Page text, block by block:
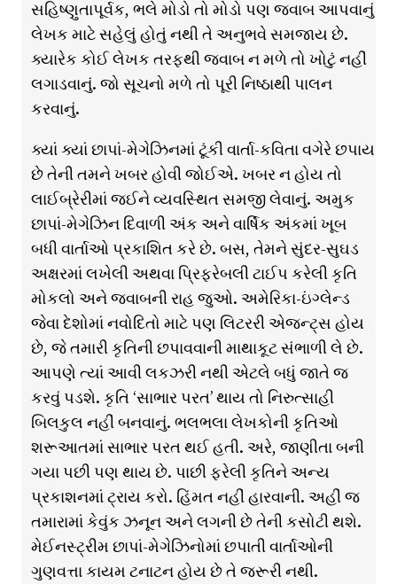
સહિષ્ણુતાપૂર્વક, ભલે મોડો તો મોડો પણ જવાબ આપવાનું
લેખક માટે સહેલું હોતું નથી તે અનુભવે સમજાય છે.
ક્યારેક કોઈ લેખક તરફથી જવાબ ન મળે તો ખોટું નહીં
લગાડવાનું. જો સૂચનો મળે તો પૂરી નિષ્ઠાથી પાલન
કરવાનું.
ક્યાં ક્યાં છાપાં-મેગેઝિનમાં ટૂંકી વાર્તા-કવિતા વગેરે છપાય
છે તેની તમને ખબર હોવી જોઈએ. ખબર ન હોય તો
લાઈબ્રેરીમાં જઈને વ્યવસ્થિત સમજી લેવાનું. અમુક
છાપાં-મેગેઝિન દિવાળી અંક અને વાર્ષિક અંકમાં ખૂબ
બધી વાર્તાઓ પ્રકાશિત કરે છે. બસ, તેમને સુંદર-સુઘડ
અક્ષરમાં લખેલી અથવા પ્રિફરેબલી ટાઈપ કરેલી કૃતિ
મોકલો અને જવાબની રાહ જુઓ. અમેરિકા-ઇંગ્લેન્ડ
જેવા દેશોમાં નવોદિતો માટે પણ લિટરરી એજન્ટ્સ હોય
છે, જે તમારી કૃતિની છપાવવાની માથાકૂટ સંભાળી લે છે.
આપણે ત્યાં આવી લકઝરી નથી એટલે બધું જાતે જ
કરવું પડશે. કૃતિ ‘સાભાર પરત’ થાય તો નિરુત્સાહી
બિલકુલ નહીં બનવાનું. ભલભલા લેખકોની કૃતિઓ
શરૂઆતમાં સાભાર પરત થઈ હતી. અરે, જાણીતા બની
ગયા પછી પણ થાય છે. પાછી ફરેલી કૃતિને અન્ય
પ્રકાશનમાં ટ્રાય કરો. હિંમત નહીં હારવાની. અહીં જ
તમારામાં કેવુંક ઝનૂન અને લગની છે તેની કસોટી થશે.
મેઈનસ્ટ્રીમ છાપાં-મેગેઝિનોમાં છપાતી વાર્તાઓની
ગુણવત્તા કાયમ ટનાટન હોય છે તે જરૂરી નથી.